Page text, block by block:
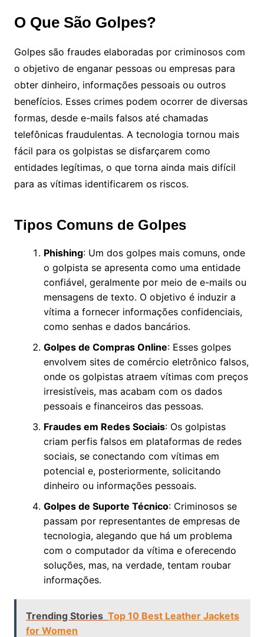
O Que São Golpes?
Golpes são fraudes elaboradas por criminosos com
o objetivo de enganar pessoas ou empresas para
obter dinheiro, informações pessoais ou outros
benefícios. Esses crimes podem ocorrer de diversas
formas, desde e-mails falsos até chamadas
telefônicas fraudulentas. A tecnologia tornou mais
fácil para os golpistas se disfarçarem como
entidades legítimas, o que torna ainda mais difícil
para as vítimas identificarem os riscos.
Tipos Comuns de Golpes
Phishing: Um dos golpes mais comuns, onde
o golpista se apresenta como uma entidade
confiável, geralmente por meio de e-mails ou
mensagens de texto. O objetivo é induzir a
vítima a fornecer informações confidenciais,
como senhas e dados bancários.
Golpes de Compras Online: Esses golpes
envolvem sites de comércio eletrônico falsos,
onde os golpistas atraem vítimas com preços
irresistíveis, mas acabam com os dados
pessoais e financeiros das pessoas.
Fraudes em Redes Sociais: Os golpistas
criam perfis falsos em plataformas de redes
sociais, se conectando com vítimas em
potencial e, posteriormente, solicitando
dinheiro ou informações pessoais.
Golpes de Suporte Técnico: Criminosos se
passam por representantes de empresas de
tecnologia, alegando que há um problema
com o computador da vítima e oferecendo
soluções, mas, na verdade, tentam roubar
informações.
Trending Stories Top 10 Best Leather Jackets
for Women